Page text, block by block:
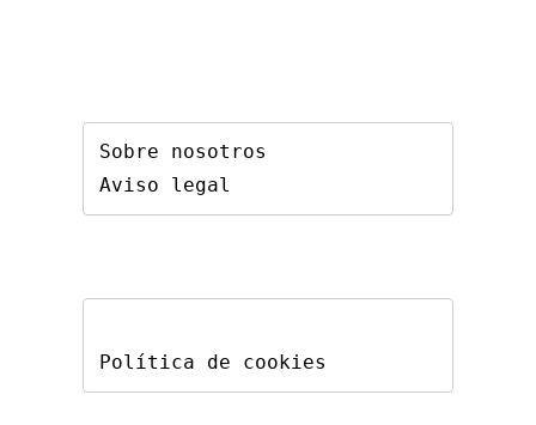
Sobre nosotros
Aviso legal
Política de cookies